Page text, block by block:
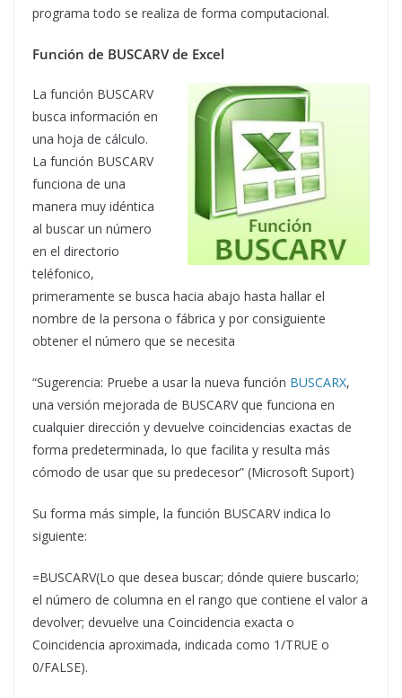
programa todo se realiza de forma computacional.
Función de BUSCARV de Excel
La función BUSCARV
busca información en
una hoja de cálculo.
La función BUSCARV
funciona de una
manera muy idéntica
al buscar un número
en el directorio
teléfonico,
primeramente se busca hacia abajo hasta hallar el
nombre de la persona o fábrica y por consiguiente
obtener el número que se necesita
“Sugerencia: Pruebe a usar la nueva función BUSCARX,
una versión mejorada de BUSCARV que funciona en
cualquier dirección y devuelve coincidencias exactas de
forma predeterminada, lo que facilita y resulta más
cómodo de usar que su predecesor” (Microsoft Suport)
Su forma más simple, la función BUSCARV indica lo
siguiente:
=BUSCARV(Lo que desea buscar; dónde quiere buscarlo;
el número de columna en el rango que contiene el valor a
devolver; devuelve una Coincidencia exacta o
Coincidencia aproximada, indicada como 1/TRUE o
0/FALSE).